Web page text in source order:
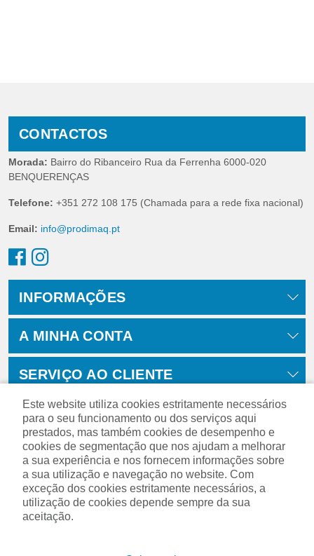
CONTACTOS
Morada: Bairro do Ribanceiro Rua da Ferrenha 6000-020
BENQUERENÇAS
Telefone: +351 272 108 175 (Chamada para a rede fixa nacional)
Email: info@prodimaq.pt
INFORMAÇÕES
A MINHA CONTA
SERVIÇO AO CLIENTE
Este website utiliza cookies estritamente necessários
para o seu funcionamento ou dos serviços aqui
prestados, mas também cookies de desempenho e
cookies de segmentação que nos ajudam a melhorar
a sua experiência e nos fornecem informações sobre
a sua utilização e navegação no website. Com
exceção dos cookies estritamente necessários, a
utilização de cookies depende sempre da sua
aceitação.